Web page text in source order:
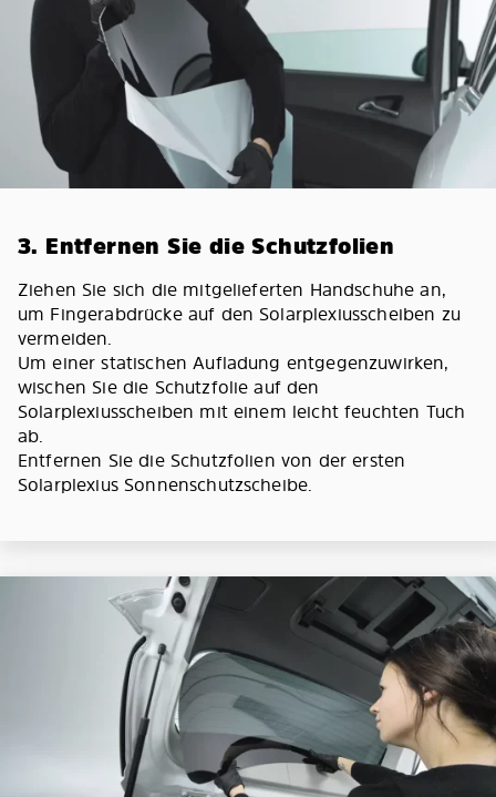
3. Entfernen Sie die Schutzfolien
Ziehen Sie sich die mitgelieferten Handschuhe an,
um Fingerabdrücke auf den Solarplexiusscheiben zu
vermeiden.
Um einer statischen Aufladung entgegenzuwirken,
wischen Sie die Schutzfolie auf den
Solarplexiusscheiben mit einem leicht feuchten Tuch
ab.
Entfernen Sie die Schutzfolien von der ersten
Solarplexius Sonnenschutzscheibe.